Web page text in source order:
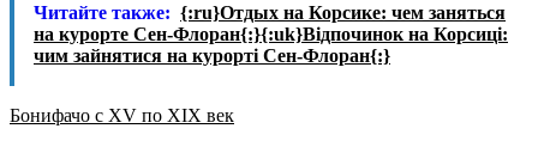
Читайте также: {:ru}Отдых на Корсике: чем заняться
на курорте Сен-Флоран{:}{:uk}Відпочинок на Корсиці:
чим зайнятися на курорті Сен-Флоран{:}
Бонифачо с XV по XIX век